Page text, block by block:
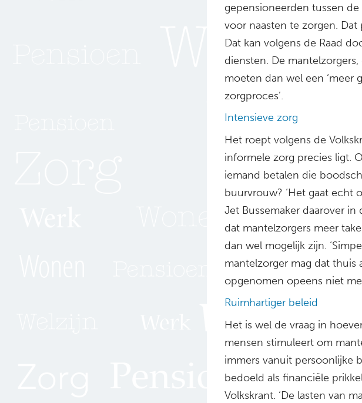
gepensioneerden tussen
voor naasten te zorgen.
Dat kan volgens de Raad
diensten. De
moeten dan wel een ‘meer
zorgproces’.
Intensieve zorg
Het roept volgens de
informele zorg precies ligt.
iemand betalen die
buurvrouw? ‘Het gaat echt
Jet Bussemaker daarover in
dat mantelzorgers meer
dan wel mogelijk zijn.
mantelzorger mag dat thuis
opgenomen opeens niet
Ruimhartiger beleid
Het is wel de vraag in
mensen stimuleert om
immers vanuit persoonlijke
bedoeld als financiële
Volkskrant. ‘De lasten van